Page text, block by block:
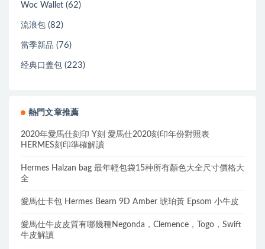
Woc Wallet (62)
流浪包 (82)
當季新品 (76)
经典口盖包 (223)
熱門文章推薦
2020年愛馬仕刻印 Y刻 愛馬仕2020刻印年份對照表
HERMES刻印準確解讀
Hermes Halzan bag 最年輕包袋15种所有顏色大全尺寸價格大
全
愛馬仕卡包 Hermes Bearn 9D Amber 琥珀黃 Epsom 小牛皮
愛馬仕牛皮皮質有哪幾種Negonda，Clemence，Togo，Swift
牛皮解讀